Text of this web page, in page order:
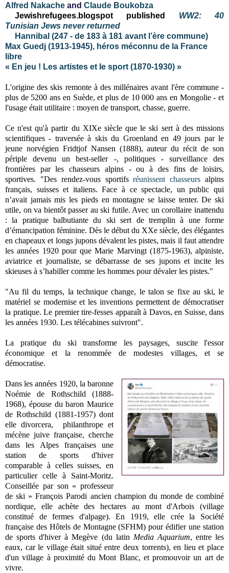
Alfred Nakache and Claude Boukobza
Jewishrefugees.blogspot published WW2: 40
Tunisian Jews never returned
Hannibal (247 - de 183 à 181 avant l’ère commune)
Max Guedj (1913-1945), héros méconnu de la France
libre
« En jeu ! Les artistes et le sport (1870-1930) »
L'origine des skis remonte à des millénaires avant l'ère commune -
plus de 5200 ans en Suède, et plus de 10 000 ans en Mongolie - et
l'usage était utilitaire : moyen de transport, chasse, guerre.
Ce n'est qu'à partir du XIXe siècle que le ski sert à des missions
scientifiques - traversée à skis du Groenland en 49 jours par le
jeune norvégien Fridtjof Nansen (1888), auteur du récit de son
périple devenu unbest-seller -, politiques - surveillance des
frontières par les chasseurs alpins - ou à des fins de loisirs,
sportives. "Des rendez-vous sportifsréunissent chasseurs alpins
français, suisses et italiens. Face à ce spectacle, un public qui
n’avait jamais mis les pieds en montagne se laisse tenter. De ski
utile, on va bientôt passer au ski futile. Avec un corollaire inattendu
: la pratique balbutiante du ski sert de tremplin à une forme
d’émancipation féminine. Dès le début du XXe siècle, des élégantes
en chapeaux et longs jupons dévalent les pistes, mais il faut attendre
les années 1920 pour que Marie Marvingt (1875-1963), alpiniste,
aviatrice et journaliste, se débarrasse de ses jupons et incite les
skieuses à s’habiller comme les hommes pour dévaler les pistes."
"Au fil du temps, la technique change, le talon se fixe au ski, le
matériel se modernise et les inventions permettent de démocratiser
la pratique. Le premier tire-fesses apparaît à Davos, en Suisse, dans
les années 1930. Les télécabines suivront".
La pratique du ski transforme les paysages, suscite l'essor
économique et la renommée de modestes villages, et se
démocratise.
Dans les années 1920, la baronne
Noémie de Rothschild (1888-
1968), épouse du baron Maurice
de Rothschild (1881-1957) dont
elle divorcera, philanthrope et
mécène juive française, cherche
dans les Alpes françaises une
station de sports d'hiver
comparable à celles suisses, en
particulier celle à Saint-Moritz.
Conseillée par son « professeur
de ski » François Parodi ancien champion du monde de combiné
nordique, elle achète des hectares au mont d'Arbois (village
constitué de fermes d'alpage). En 1919, elle crée la Société
française des Hôtels de Montagne (SFHM) pour édifier une station
de sports d'hiver à Megève (du latin Media Aquarium, entre les
eaux, car le village était situé entre deux torrents), en lieu et place
d'un village à proximité du Mont Blanc, et promouvoir un art de
vivre.